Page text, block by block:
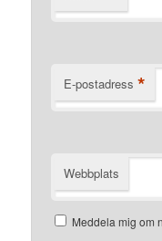
E-postadress *
Webbplats
Meddela mig om